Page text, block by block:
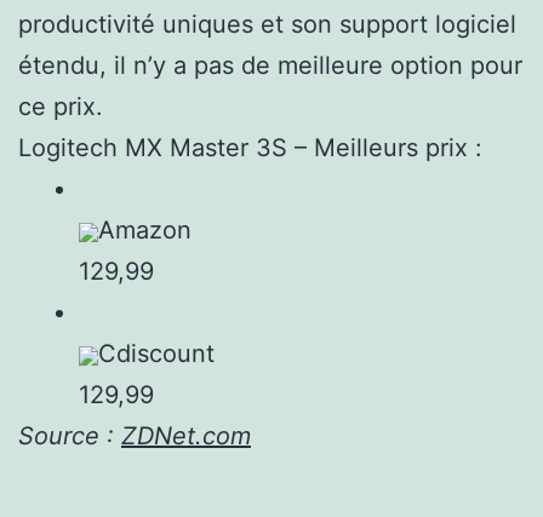
productivité uniques et son support logiciel
étendu, il n’y a pas de meilleure option pour
ce prix.
Logitech MX Master 3S – Meilleurs prix :
Amazon
129,99
Cdiscount
129,99
Source : ZDNet.com